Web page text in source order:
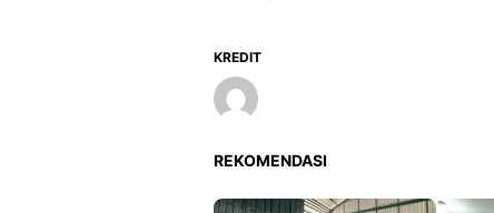
KREDIT
REKOMENDASI